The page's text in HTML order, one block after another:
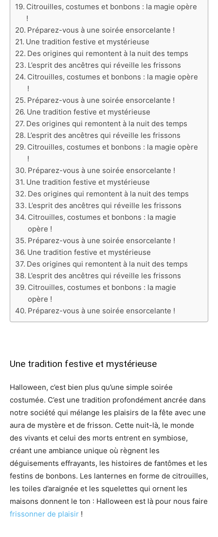
Citrouilles, costumes et bonbons : la magie opère
!
Préparez-vous à une soirée ensorcelante !
Une tradition festive et mystérieuse
Des origines qui remontent à la nuit des temps
L’esprit des ancêtres qui réveille les frissons
Citrouilles, costumes et bonbons : la magie opère
!
Préparez-vous à une soirée ensorcelante !
Une tradition festive et mystérieuse
Des origines qui remontent à la nuit des temps
L’esprit des ancêtres qui réveille les frissons
Citrouilles, costumes et bonbons : la magie opère
!
Préparez-vous à une soirée ensorcelante !
Une tradition festive et mystérieuse
Des origines qui remontent à la nuit des temps
L’esprit des ancêtres qui réveille les frissons
Citrouilles, costumes et bonbons : la magie
opère !
Préparez-vous à une soirée ensorcelante !
Une tradition festive et mystérieuse
Des origines qui remontent à la nuit des temps
L’esprit des ancêtres qui réveille les frissons
Citrouilles, costumes et bonbons : la magie
opère !
Préparez-vous à une soirée ensorcelante !
Une tradition festive et mystérieuse
Halloween, c’est bien plus qu’une simple soirée
costumée. C’est une tradition profondément ancrée dans
notre société qui mélange les plaisirs de la fête avec une
aura de mystère et de frisson. Cette nuit-là, le monde
des vivants et celui des morts entrent en symbiose,
créant une ambiance unique où règnent les
déguisements effrayants, les histoires de fantômes et les
festins de bonbons. Les lanternes en forme de citrouilles,
les toiles d’araignée et les squelettes qui ornent les
maisons donnent le ton : Halloween est là pour nous faire
frissonner de plaisir !